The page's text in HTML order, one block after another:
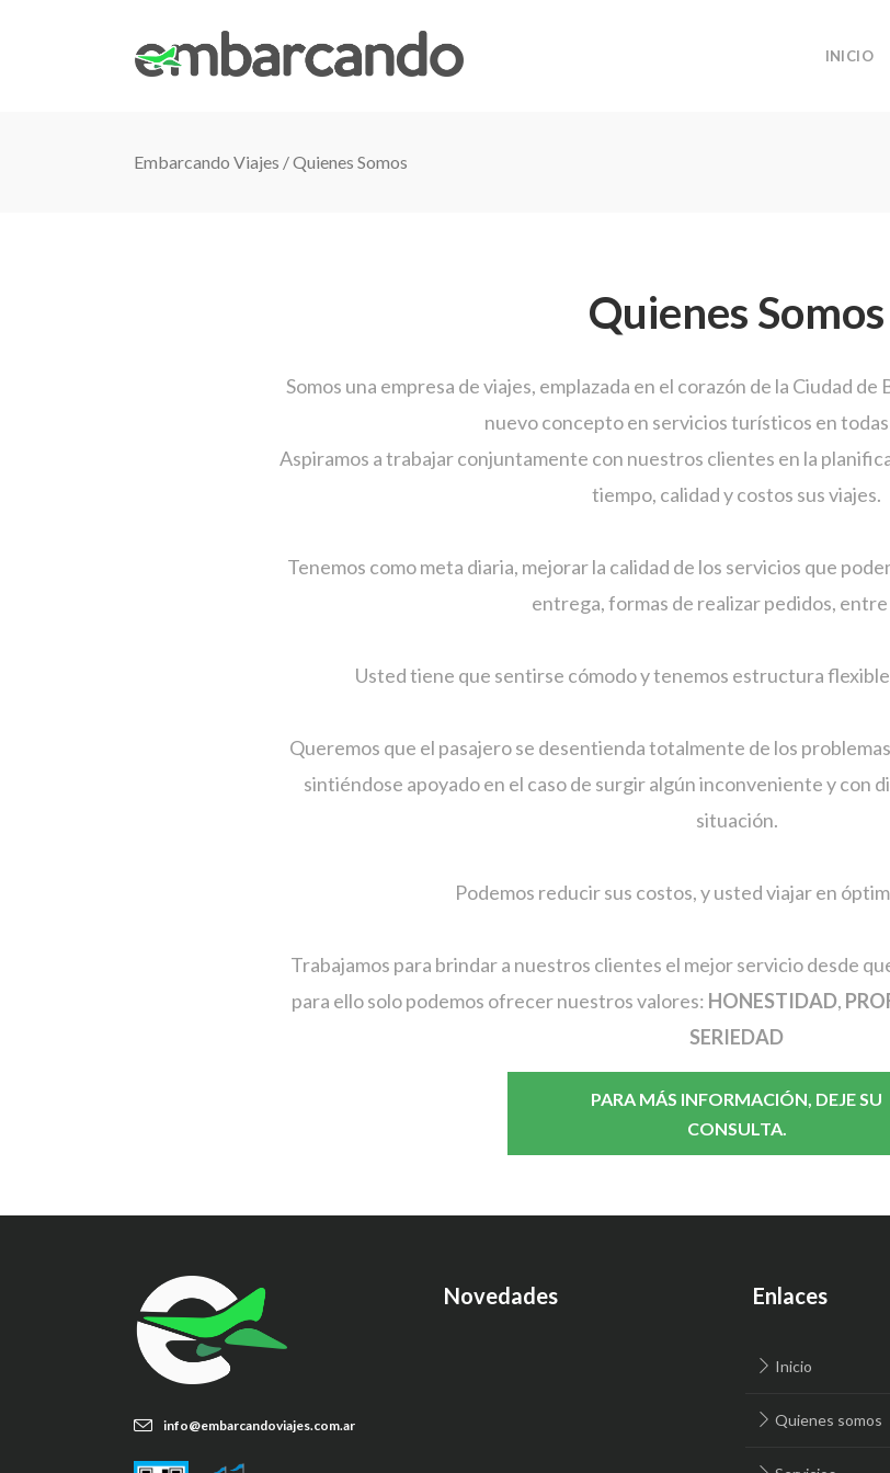
INICIO
Embarcando Viajes / Quienes Somos
Quienes Somos
Somos una empresa de viajes, emplazada en el corazón de la Ciudad
nuevo concepto en servicios turísticos en
Aspiramos a trabajar conjuntamente con nuestros clientes en la
tiempo, calidad y costos sus viajes.
Tenemos como meta diaria, mejorar la calidad de los servicios que
entrega, formas de realizar pedidos,
Usted tiene que sentirse cómodo y tenemos estructura
Queremos que el pasajero se desentienda totalmente de los
sintiéndose apoyado en el caso de surgir algún inconveniente y con
situación.
Podemos reducir sus costos, y usted viajar en
Trabajamos para brindar a nuestros clientes el mejor servicio desde
para ello solo podemos ofrecer nuestros valores: HONESTIDAD,
SERIEDAD
PARA MÁS INFORMACIÓN, DEJE SU
CONSULTA.
info@embarcandoviajes.com.ar
Novedades Enlaces
Inicio
Quienes somos